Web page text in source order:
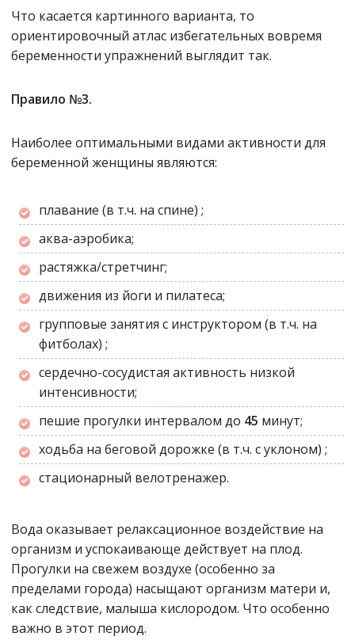
Что касается картинного варианта, то
ориентировочный атлас избегательных вовремя
беременности упражнений выглядит так.
Правило №3.
Наиболее оптимальными видами активности для
беременной женщины являются:
плавание (в т.ч. на спине) ;
аква-аэробика;
растяжка/стретчинг;
движения из йоги и пилатеса;
групповые занятия с инструктором (в т.ч. на
фитболах) ;
сердечно-сосудистая активность низкой
интенсивности;
пешие прогулки интервалом до 45 минут;
ходьба на беговой дорожке (в т.ч. с уклоном) ;
стационарный велотренажер.
Вода оказывает релаксационное воздействие на
организм и успокаивающе действует на плод.
Прогулки на свежем воздухе (особенно за
пределами города) насыщают организм матери и,
как следствие, малыша кислородом. Что особенно
важно в этот период.